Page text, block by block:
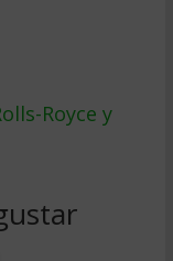
Royce y